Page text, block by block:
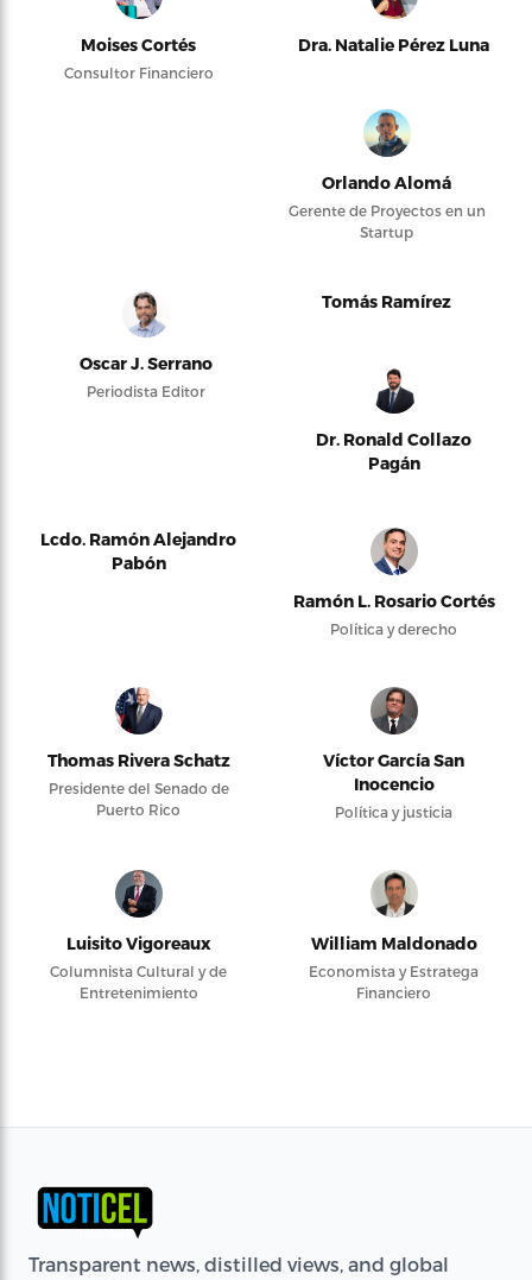
Moises Cortés
Consultor Financiero
Dra. Natalie Pérez Luna
Orlando Alomá
Gerente de Proyectos en un
Startup
Oscar J. Serrano
Periodista Editor
Tomás Ramírez
Dr. Ronald Collazo
Pagán
Lcdo. Ramón Alejandro
Pabón
Ramón L. Rosario Cortés
Política y derecho
Thomas Rivera Schatz
Presidente del Senado de
Puerto Rico
Víctor García San
Inocencio
Política y justicia
Luisito Vigoreaux
Columnista Cultural y de
Entretenimiento
William Maldonado
Economista y Estratega
Financiero
Transparent news, distilled views, and global